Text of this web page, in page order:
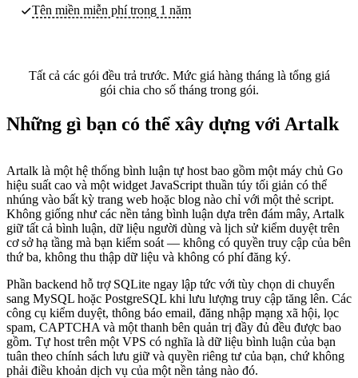
Tên miền miễn phí trong 1 năm
Tất cả các gói đều trả trước. Mức giá hàng tháng là tổng giá
gói chia cho số tháng trong gói.
Những gì bạn có thể xây dựng với Artalk
Artalk là một hệ thống bình luận tự host bao gồm một máy chủ Go
hiệu suất cao và một widget JavaScript thuần túy tối giản có thể
nhúng vào bất kỳ trang web hoặc blog nào chỉ với một thẻ script.
Không giống như các nền tảng bình luận dựa trên đám mây, Artalk
giữ tất cả bình luận, dữ liệu người dùng và lịch sử kiểm duyệt trên
cơ sở hạ tầng mà bạn kiểm soát — không có quyền truy cập của bên
thứ ba, không thu thập dữ liệu và không có phí đăng ký.
Phần backend hỗ trợ SQLite ngay lập tức với tùy chọn di chuyển
sang MySQL hoặc PostgreSQL khi lưu lượng truy cập tăng lên. Các
công cụ kiểm duyệt, thông báo email, đăng nhập mạng xã hội, lọc
spam, CAPTCHA và một thanh bên quản trị đầy đủ đều được bao
gồm. Tự host trên một VPS có nghĩa là dữ liệu bình luận của bạn
tuân theo chính sách lưu giữ và quyền riêng tư của bạn, chứ không
phải điều khoản dịch vụ của một nền tảng nào đó.